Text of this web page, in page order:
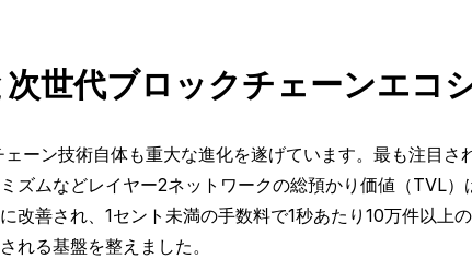
世代ブロックチェーンエコ
ーン技術自体も重大な進化を遂げています。最も注目
ズムなどレイヤー2ネットワークの総預かり価値（TVL
改善され、1セント未満の手数料で1秒あたり10万件以
れる基盤を整えました。